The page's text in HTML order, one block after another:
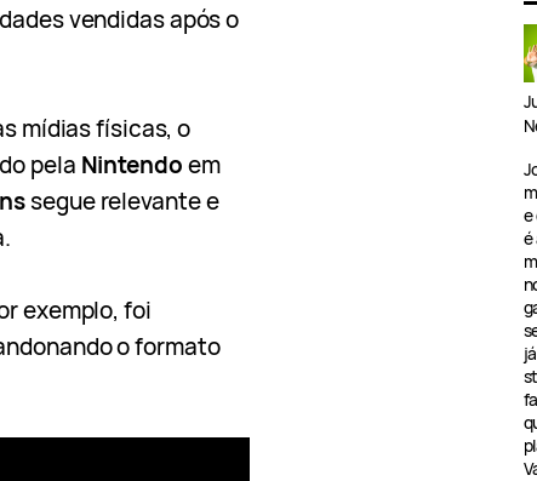
vendidas após o
mídias físicas, o
pela Nintendoem
segue relevante e
exemplo, foi
o formato
e
é